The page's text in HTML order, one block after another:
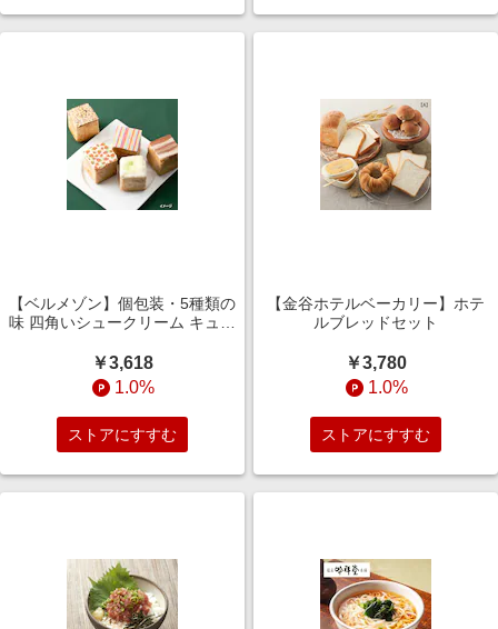
【ベルメゾン】個包装・5種類の
味 四角いシュークリーム キュー
￥3,618
1.0%
ストアにすすむ
【金谷ホテルベーカリー】ホテ
ルブレッドセット
￥3,780
1.0%
ストアにすすむ